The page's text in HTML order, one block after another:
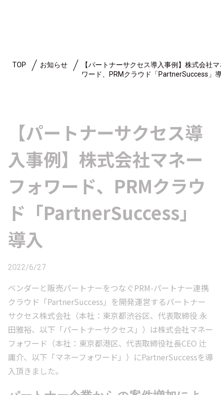
TOP お知らせ
【パートナーサクセス導入事例】株式会社
ワード、PRMクラウド「PartnerSuccess」
【パートナーサクセス導
入事例】株式会社マネー
フォワード、PRMクラウ
ド「PartnerSuccess」
導入
2022/6/27
ベンダーと販売パートナーをつなぐPRM-パートナー連携
クラウド「PartnerSuccess」を開発運営するパートナー
サクセス株式会社（本社：東京都渋谷区、代表取締役 永
田雅裕、以下「パートナーサクセス」）は株式会社マネー
フォワード（本社：東京都港区、代表取締役社長CEO 辻
庸介、以下「マネーフォワード」）にPartnerSuccessを導
入頂きました。